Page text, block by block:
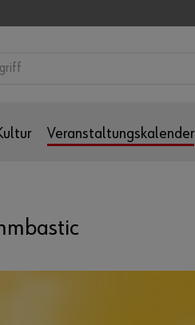
Veranstaltungskalender